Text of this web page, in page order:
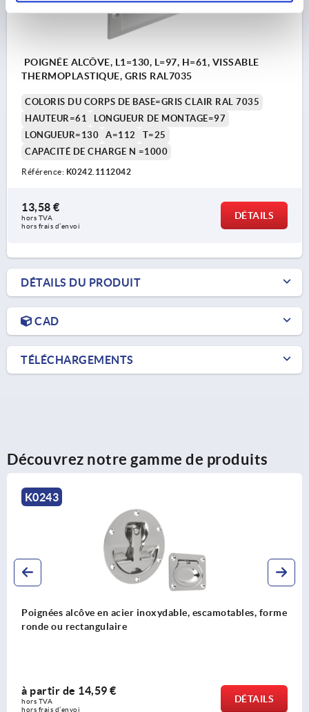
POIGNÉE ALCÔVE, L1=130, L=97, H=61, VISSABLE
THERMOPLASTIQUE, GRIS RAL7035
COLORIS DU CORPS DE BASE=GRIS CLAIR RAL 7035
HAUTEUR=61
LONGUEUR DE MONTAGE=97
LONGUEUR=130
A=112
T=25
CAPACITÉ DE CHARGE N =1000
Référence: K0242.1112042
13,58 €
hors TVA
hors frais d’envoi
DÉTAILS
DÉTAILS DU PRODUIT
CAD
TÉLÉCHARGEMENTS
Découvrez notre gamme de produits
forme Poignées alcôve en plastique à clipser
à partir de